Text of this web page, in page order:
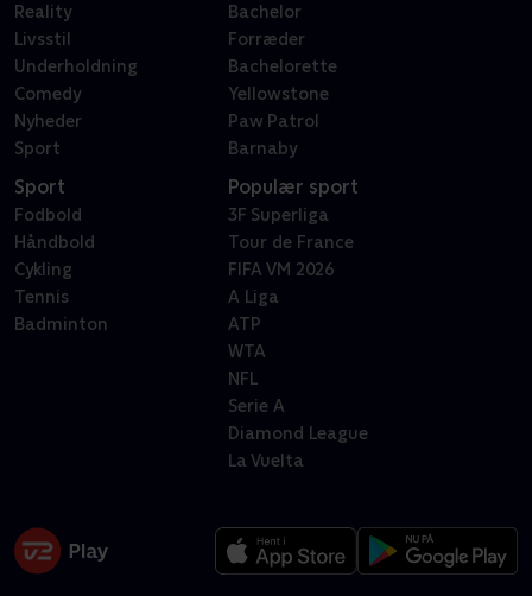
Reality
Livsstil
Underholdning
Comedy
Nyheder
Sport
Bachelor
Forræder
Bachelorette
Yellowstone
Paw Patrol
Barnaby
Sport
Fodbold
Håndbold
Cykling
Tennis
Badminton
Populær sport
3F Superliga
Tour de France
FIFA VM 2026
A Liga
ATP
WTA
NFL
Serie A
Diamond League
La Vuelta